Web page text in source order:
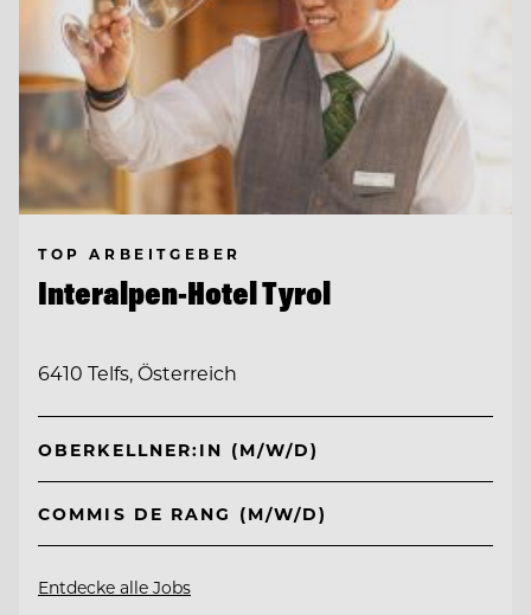
TOP ARBEITGEBER
Interalpen-Hotel Tyrol
6410 Telfs, Österreich
OBERKELLNER:IN (M/W/D)
COMMIS DE RANG (M/W/D)
Entdecke alle Jobs